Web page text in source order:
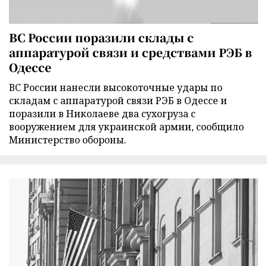
ВС России поразили склады с
аппаратурой связи и средствами РЭБ в
Одессе
ВС России нанесли высокоточные удары по
складам с аппаратурой связи РЭБ в Одессе и
поразили в Николаеве два сухогруза с
вооружением для украинской армии, сообщило
Министерство обороны.